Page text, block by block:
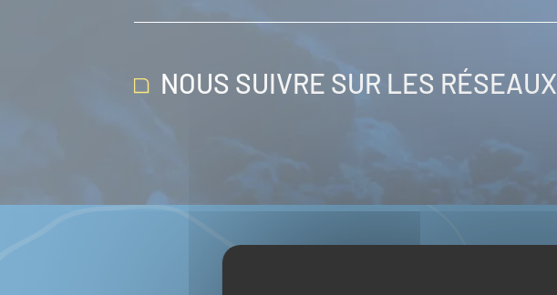
NOUS SUIVRE SUR LES RÉSEAUX